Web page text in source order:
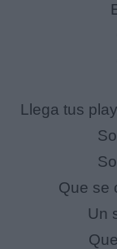
Llega tus
Que se
Un